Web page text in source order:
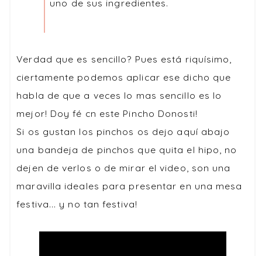
uno de sus ingredientes.
Verdad que es sencillo? Pues está riquísimo,
ciertamente podemos aplicar ese dicho que
habla de que a veces lo mas sencillo es lo
mejor! Doy fé cn este Pincho Donosti!
Si os gustan los pinchos os dejo aquí abajo
una bandeja de pinchos que quita el hipo, no
dejen de verlos o de mirar el video, son una
maravilla ideales para presentar en una mesa
festiva... y no tan festiva!